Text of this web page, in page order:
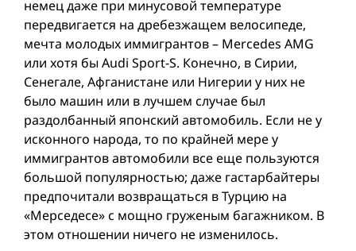
немец даже при минусовой температуре
передвигается на дребезжащем велосипеде,
мечта молодых иммигрантов – Mercedes AMG
или хотя бы Audi Sport-S. Конечно, в Сирии,
Сенегале, Афганистане или Нигерии у них не
было машин или в лучшем случае был
раздолбанный японский автомобиль. Если не у
исконного народа, то по крайней мере у
иммигрантов автомобили все еще пользуются
большой популярностью; даже гастарбайтеры
предпочитали возвращаться в Турцию на
«Мерседесе» с мощно груженым багажником. В
этом отношении ничего не изменилось.